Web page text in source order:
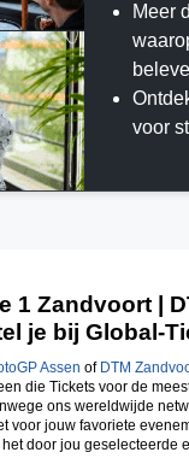
Meer
voor
1 Zandvoort |
je bij Global-
Assen of DTM
die Tickets voor de
ons wereldwijde
voor jouw favoriete
door jou geselecteerde